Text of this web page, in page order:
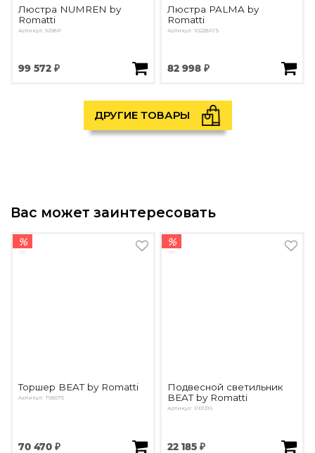
Люстра NUMREN by
Romatti
Артикул: 9298P
99 572 ₽
Люстра PALMA by
Romatti
Артикул: 10228P/S
82 998 ₽
ДРУГИЕ ТОВАРЫ
Вас может заинтересовать
%
Торшер BEAT by Romatti
Артикул: T58575
70 470 ₽
%
Подвесной светильник
BEAT by Romatti
Артикул: PD1316
22 185 ₽